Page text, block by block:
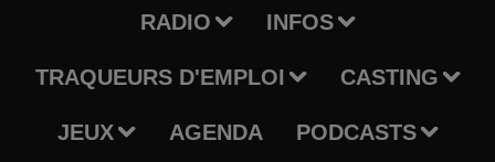
RADIO INFOS
TRAQUEURS D'EMPLOI CASTING
JEUX AGENDA PODCASTS